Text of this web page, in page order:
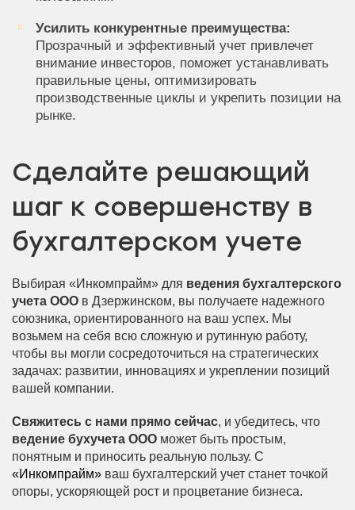
Усилить конкурентные преимущества:
Прозрачный и эффективный учет привлечет
внимание инвесторов, поможет устанавливать
правильные цены, оптимизировать
производственные циклы и укрепить позиции на
рынке.
Сделайте решающий
шаг к совершенству в
бухгалтерском учете
Выбирая «Инкомпрайм» для ведения бухгалтерского
учета ООО в Дзержинском, вы получаете надежного
союзника, ориентированного на ваш успех. Мы
возьмем на себя всю сложную и рутинную работу,
чтобы вы могли сосредоточиться на стратегических
задачах: развитии, инновациях и укреплении позиций
вашей компании.
Свяжитесь с нами прямо сейчас, и убедитесь, что
ведение бухучета ООО может быть простым,
понятным и приносить реальную пользу. С
«Инкомпрайм» ваш бухгалтерский учет станет точкой
опоры, ускоряющей рост и процветание бизнеса.